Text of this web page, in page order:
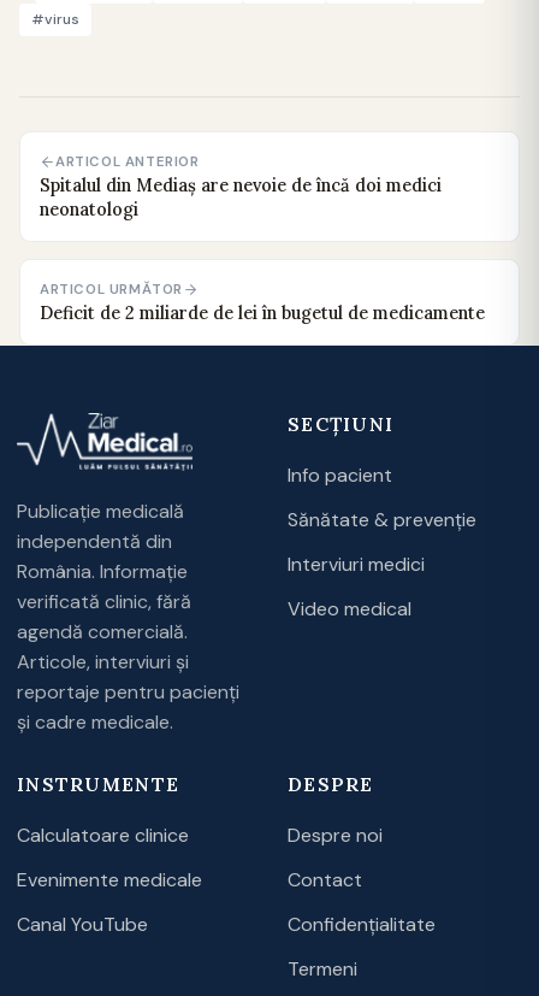
#virus
ARTICOL ANTERIOR
Spitalul din Mediaș are nevoie de încă doi medici
neonatologi
ARTICOL URMĂTOR
Deficit de 2 miliarde de lei în bugetul de medicamente
Publicație medicală
independentă din
România. Informație
verificată clinic, fără
agendă comercială.
Articole, interviuri și
reportaje pentru pacienți
și cadre medicale.
SECȚIUNI
Info pacient
Sănătate & prevenție
Interviuri medici
Video medical
INSTRUMENTE
Calculatoare clinice
Evenimente medicale
Canal YouTube
DESPRE
Despre noi
Contact
Confidențialitate
Termeni